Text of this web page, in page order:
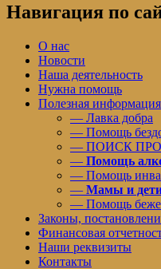
Навигация по
О нас
Новости
Наша деятельность
Нужна помощь
Полезная информация
— Лавка добра
— Помощь
— ПОИСК
— Помощь
— Помощь
— Мамы и дети
— Помощь
Законы,
Финансовая
Наши реквизиты
Контакты